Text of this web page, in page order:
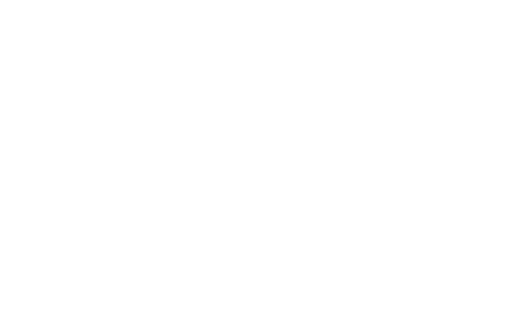
drzwi Szuflada na sztućce